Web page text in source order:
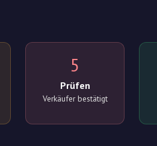
5
Prüfen
Verkäufer bestätigt